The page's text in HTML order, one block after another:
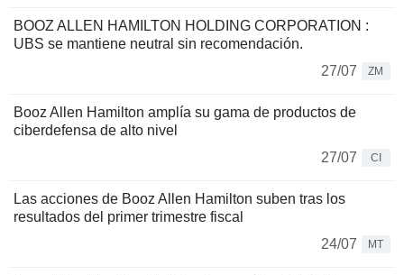
BOOZ ALLEN HAMILTON HOLDING CORPORATION :
UBS se mantiene neutral sin recomendación.
27/07
ZM
Booz Allen Hamilton amplía su gama de productos de
ciberdefensa de alto nivel
27/07
CI
Las acciones de Booz Allen Hamilton suben tras los
resultados del primer trimestre fiscal
24/07
MT